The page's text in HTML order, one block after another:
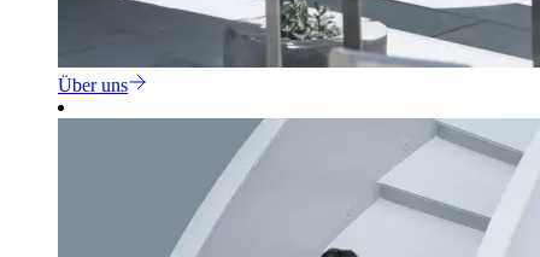
Über uns